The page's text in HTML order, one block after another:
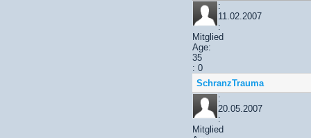
:
11.02.2007
:
Mitglied
Age:
35
: 0
SchranzTrauma
:
20.05.2007
:
Mitglied